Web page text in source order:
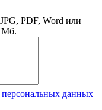
PDF, Word или
Мб.
персональных данных